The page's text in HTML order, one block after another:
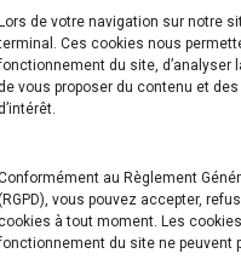
de votre navigation sur notre
Ces cookies nous
du site, d’analyser
vous proposer du contenu et
au Règlement
vous pouvez accepter,
à tout moment. Les
du site ne peuvent
Du
10h00
19h00